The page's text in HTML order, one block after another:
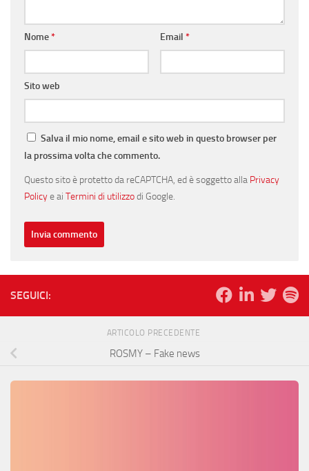
Nome* Email *
Sito web
Salva il mio nome, email e sito web in questo browser per
la prossima volta che commento.
Questo sito è protetto da reCAPTCHA, ed è soggetto alla Privacy
Policye ai Termini di utilizzodi Google.
SEGUICI:
ARTICOLO PRECEDENTE
ROSMY – Fake news